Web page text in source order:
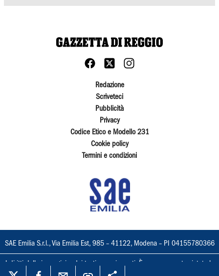
Redazione
Scriveteci
Pubblicità
Privacy
Codice Etico e Modello 231
Cookie policy
Termini e condizioni
SAE Emilia S.r.l., Via Emilia Est, 985 – 41122, Modena – PI 04155780366
I diritti delle immagini e dei testi sono riservati. È espressamente vietata la